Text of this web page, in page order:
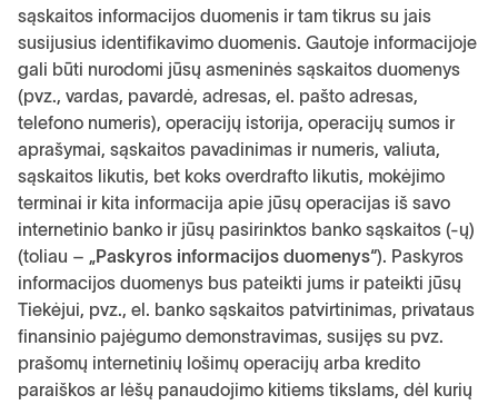
sąskaitos informacijos duomenis ir tam tikrus su jais
susijusius identifikavimo duomenis. Gautoje informacijoje
gali būti nurodomi jūsų asmeninės sąskaitos duomenys
(pvz., vardas, pavardė, adresas, el. pašto adresas,
telefono numeris), operacijų istorija, operacijų sumos ir
aprašymai, sąskaitos pavadinimas ir numeris, valiuta,
sąskaitos likutis, bet koks overdrafto likutis, mokėjimo
terminai ir kita informacija apie jūsų operacijas iš savo
internetinio banko ir jūsų pasirinktos banko sąskaitos (-ų)
(toliau – „Paskyros informacijos duomenys“). Paskyros
informacijos duomenys bus pateikti jums ir pateikti jūsų
Tiekėjui, pvz., el. banko sąskaitos patvirtinimas, privataus
finansinio pajėgumo demonstravimas, susijęs su pvz.
prašomų internetinių lošimų operacijų arba kredito
paraiškos ar lėšų panaudojimo kitiems tikslams, dėl kurių